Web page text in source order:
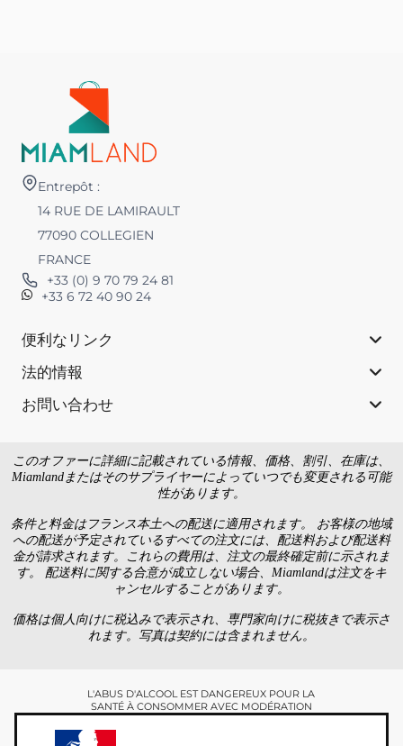
Entrepôt :
14 RUE DE LAMIRAULT
77090 COLLEGIEN
FRANCE
+33 (0) 9 70 79 24 81
+33 6 72 40 90 24
便利なリンク
法的情報
お問い合わせ
このオファーに詳細に記載されている情報、価格、割引、在庫は、
Miamlandまたはそのサプライヤーによっていつでも変更される可能
性があります。
条件と料金はフランス本土への配送に適用されます。 お客様の地域
への配送が予定されているすべての注文には、配送料および配送料
金が請求されます。これらの費用は、注文の最終確定前に示されま
す。 配送料に関する合意が成立しない場合、Miamlandは注文をキ
ャンセルすることがあります。
価格は個人向けに税込みで表示され、専門家向けに税抜きで表示さ
れます。写真は契約には含まれません。
L'ABUS D'ALCOOL EST DANGEREUX POUR LA
SANTÉ À CONSOMMER AVEC MODÉRATION